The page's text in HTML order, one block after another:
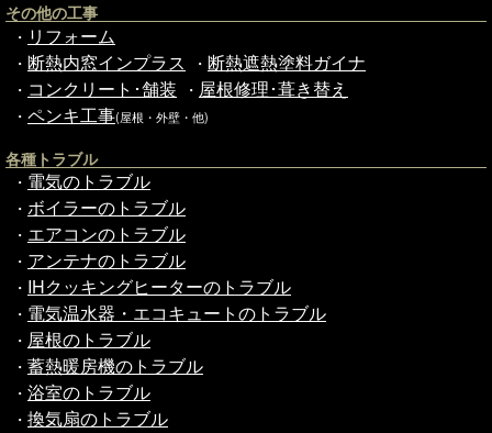
その他の工事
・ リフォーム
・ 断熱内窓インプラス ・ 断熱遮熱塗料ガイナ
・ コンクリート･舗装 ・ 屋根修理･葺き替え
・ ペンキ工事(屋根・外壁・他)
各種トラブル
・ 電気のトラブル
・ ボイラーのトラブル
・ エアコンのトラブル
・ アンテナのトラブル
・ IHクッキングヒーターのトラブル
・ 電気温水器・エコキュートのトラブル
・ 屋根のトラブル
・ 蓄熱暖房機のトラブル
・ 浴室のトラブル
・ 換気扇のトラブル